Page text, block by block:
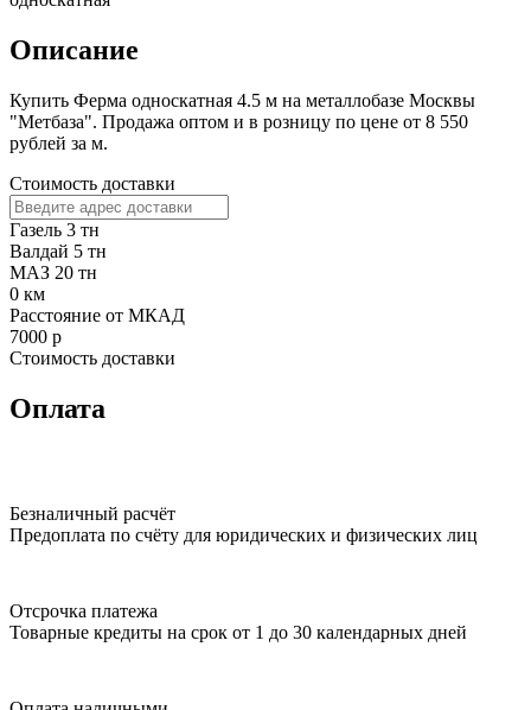
Описание
Купить Ферма односкатная 4.5 м на металлобазе Москвы
"Метбаза". Продажа оптом и в розницу по цене от 8 550
рублей за м.
Стоимость доставки
Газель 3 тн
Валдай 5 тн
МАЗ 20 тн
0 км
Расстояние от МКАД
7000 р
Стоимость доставки
Оплата
Безналичный расчёт
Предоплата по счёту для юридических и физических лиц
Отсрочка платежа
Товарные кредиты на срок от 1 до 30 календарных дней